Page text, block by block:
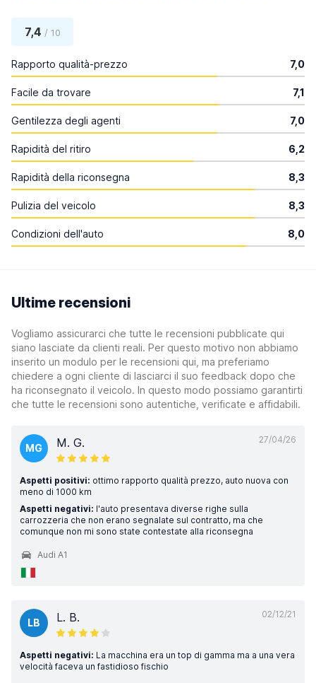
7,4 / 10
Rapporto qualità-prezzo 7,0
Facile da trovare 7,1
Gentilezza degli agenti 7,0
Rapidità del ritiro 6,2
Rapidità della riconsegna 8,3
Pulizia del veicolo 8,3
Condizioni dell'auto 8,0
Ultime recensioni
Vogliamo assicurarci che tutte le recensioni pubblicate qui
siano lasciate da clienti reali. Per questo motivo non abbiamo
inserito un modulo per le recensioni qui, ma preferiamo
chiedere a ogni cliente di lasciarci il suo feedback dopo che
ha riconsegnato il veicolo. In questo modo possiamo garantirti
che tutte le recensioni sono autentiche, verificate e affidabili.
27/04/26
MG M. G.
Aspetti positivi: ottimo rapporto qualità prezzo, auto nuova con
meno di 1000 km
Aspetti negativi: l'auto presentava diverse righe sulla
carrozzeria che non erano segnalate sul contratto, ma che
comunque non mi sono state contestate alla riconsegna
Audi A1
02/12/21
LB L. B.
Aspetti negativi: La macchina era un top di gamma ma a una vera
velocità faceva un fastidioso fischio